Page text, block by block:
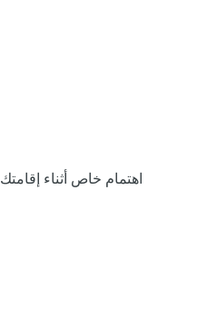
اهتمام خاص أثناء إقامتك